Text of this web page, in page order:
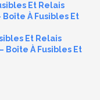
Et Relais
Boîte À Fusibles Et
Et Relais
Boîte À Fusibles Et